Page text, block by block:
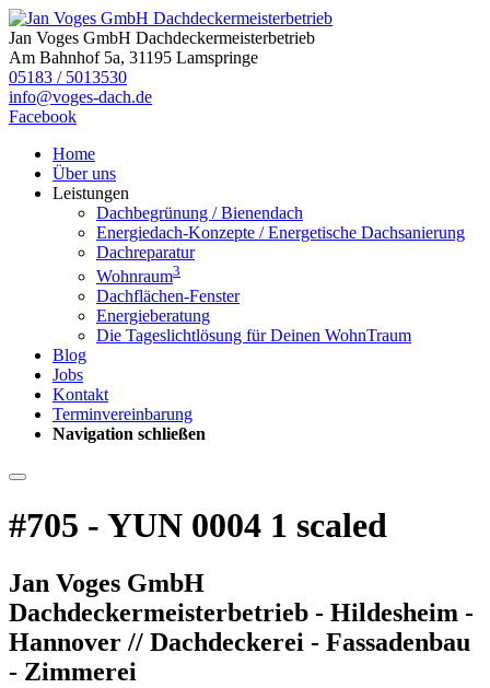
Jan Voges GmbH Dachdeckermeisterbetrieb
Am Bahnhof 5a, 31195 Lamspringe
05183 / 5013530
info@voges-dach.de
Facebook
Home
Über uns
Leistungen
Dachbegrünung / Bienendach
Energiedach-Konzepte / Energetische Dachsanierung
Dachreparatur
Wohnraum3
Dachflächen-Fenster
Energieberatung
Die Tageslichtlösung für Deinen WohnTraum
Blog
Jobs
Kontakt
Terminvereinbarung
Navigation schließen
#705 - YUN 0004 1 scaled
Jan Voges GmbH
Dachdeckermeisterbetrieb - Hildesheim -
Hannover // Dachdeckerei - Fassadenbau
- Zimmerei